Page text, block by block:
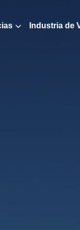
Industria de